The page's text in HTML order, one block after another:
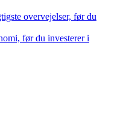
overvejelser, før du
før du investerer i